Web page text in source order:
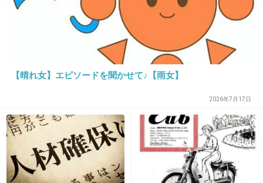
2026/06/03(水) 15:24:25
これって、中立と言うなら多様性を認めろってことだよね
中立じゃない学校、洗脳させる教育をする学校の存在も認
進学させるのも危険になるとは嫌な時代になったもんだ
+3 -0
31. 匿名2026/06/03(水) 15:24:35
【晴れ女】エピソードを聞かせて♪【雨女】
2026年7月17日